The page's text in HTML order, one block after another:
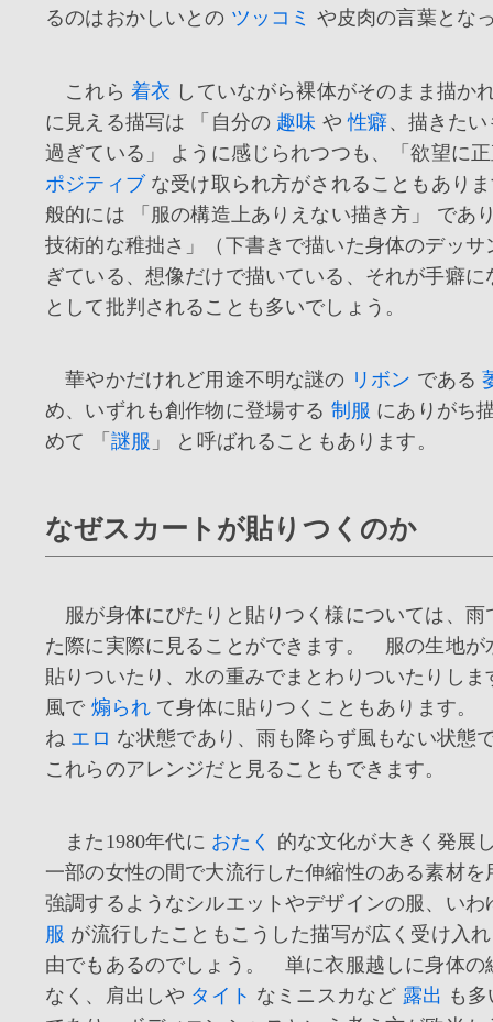
るのはおかしいとの ツッコミ や皮肉の言葉とな
これら 着衣 していながら裸体がそのまま描か
に見える描写は 「自分の 趣味 や性癖、描きた
過ぎている」 ように感じられつつも、「欲望に
ポジティブな受け取られ方がされることもあり
般的には 「服の構造上ありえない描き方」 であ
技術的な稚拙さ」（下書きで描いた身体のデッサ
ぎている、想像だけで描いている、それが手癖
として批判されることも多いでしょう。
華やかだけれど用途不明な謎の リボン である
め、いずれも創作物に登場する 制服 にありがち
めて 「 謎服 」 と呼ばれることもあります。
なぜスカートが貼りつくのか
服が身体にぴたりと貼りつく様については、雨
た際に実際に見ることができます。 服の生地が
貼りついたり、水の重みでまとわりついたりし
風で 煽られ て身体に貼りつくこともあります
ね エロ な状態であり、雨も降らず風もない状態
これらのアレンジだと見ることもできます。
また1980年代に おたく
的な文化が大きく発展
一部の女性の間で大流行した伸縮性のある素材を
強調するようなシルエットやデザインの服、い
服 が流行したこともこうした描写が広く受け入
由でもあるのでしょう。 単に衣服越しに身体の
なく、肩出しや タイト なミニスカなど 露出 も